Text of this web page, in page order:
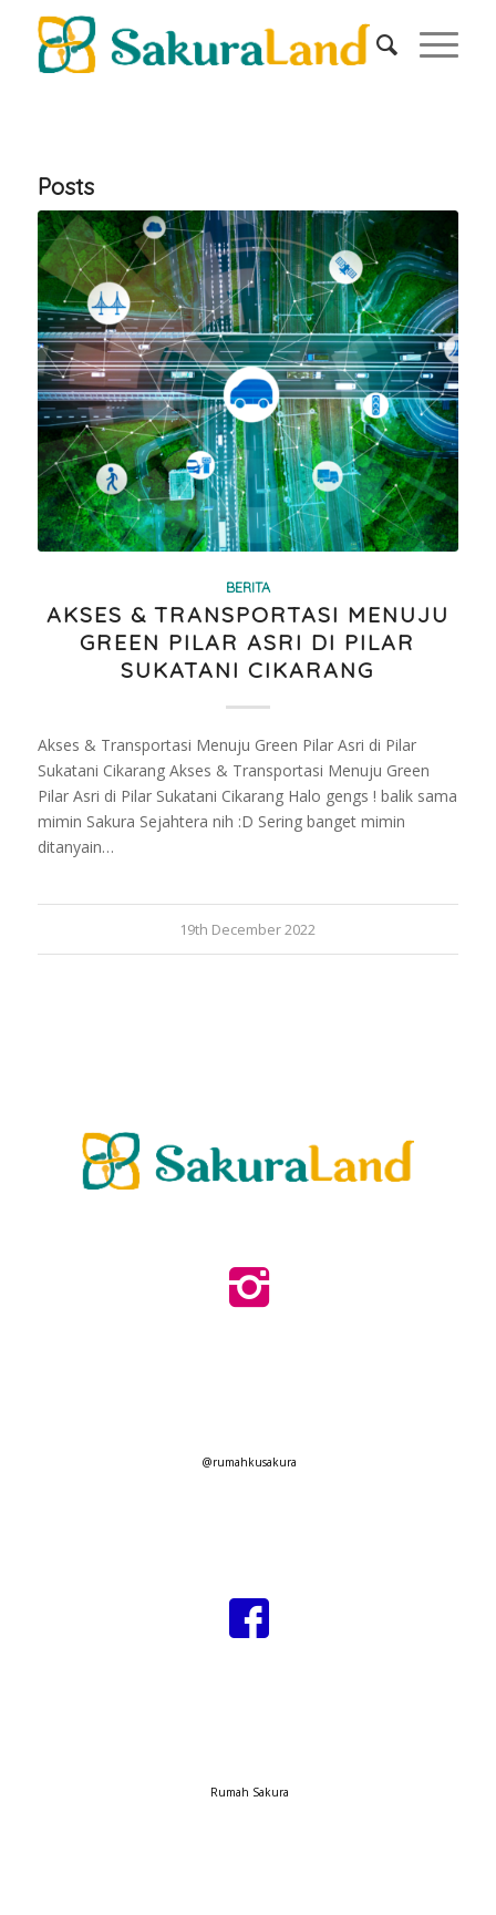
Posts
BERITA
AKSES & TRANSPORTASI MENUJU
GREEN PILAR ASRI DI PILAR
SUKATANI CIKARANG
Akses & Transportasi Menuju Green Pilar Asri di Pilar
Sukatani Cikarang Akses & Transportasi Menuju Green
Pilar Asri di Pilar Sukatani Cikarang Halo gengs ! balik sama
mimin Sakura Sejahtera nih :D Sering banget mimin
ditanyain…
19th December 2022
@rumahkusakura
Rumah Sakura